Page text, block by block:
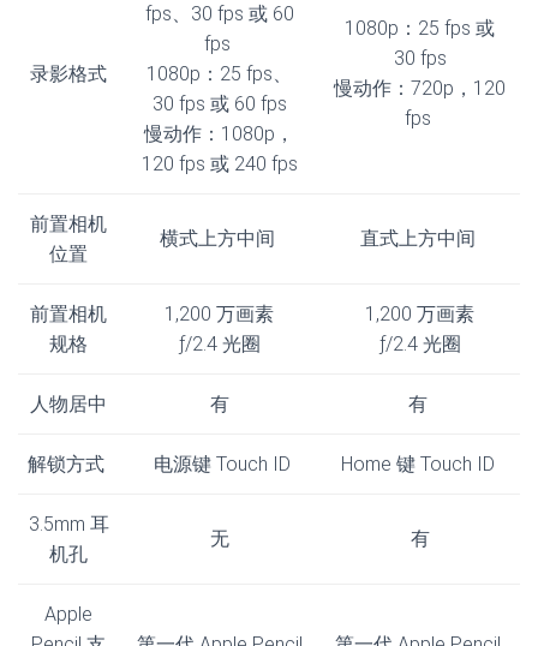
录影格式
fps、30 fps 或 60
fps
1080p：25 fps、
30 fps 或 60 fps
慢动作：1080p，
120 fps 或 240 fps
1080p：25 fps 或
30 fps
慢动作：720p，120
fps
前置相机
位置
横式上方中间 直式上方中间
前置相机
规格
1,200 万画素
ƒ/2.4 光圈
1,200 万画素
ƒ/2.4 光圈
人物居中 有 有
解锁方式 电源键 Touch ID Home 键 Touch ID
3.5mm 耳
机孔
无 有
Apple